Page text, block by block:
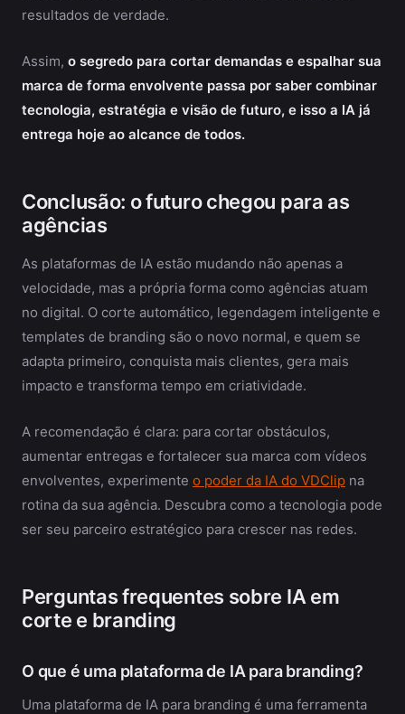
resultados de verdade.
Assim, o segredo para cortar demandas e espalhar sua
marca de forma envolvente passa por saber combinar
tecnologia, estratégia e visão de futuro, e isso a IA já
entrega hoje ao alcance de todos.
Conclusão: o futuro chegou para as
agências
As plataformas de IA estão mudando não apenas a
velocidade, mas a própria forma como agências atuam
no digital. O corte automático, legendagem inteligente e
templates de branding são o novo normal, e quem se
adapta primeiro, conquista mais clientes, gera mais
impacto e transforma tempo em criatividade.
A recomendação é clara: para cortar obstáculos,
aumentar entregas e fortalecer sua marca com vídeos
envolventes, experimente o poder da IA do VDClip na
rotina da sua agência. Descubra como a tecnologia pode
ser seu parceiro estratégico para crescer nas redes.
Perguntas frequentes sobre IA em
corte e branding
O que é uma plataforma de IA para branding?
Uma plataforma de IA para branding é uma ferramenta